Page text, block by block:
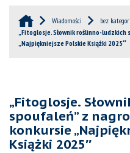
Wiadomości
bez
„Fitoglosje. Słownik roślinno-ludzkich
„Najpiękniejsze Polskie Książki 2025″
„Fitoglosje.
spoufaleń” z
konkursie
Książki 2025″